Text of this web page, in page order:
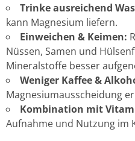
Trinke ausreichend
kann Magnesium liefern.
Einweichen & Keimen:
Nüssen, Samen und
Mineralstoffe besser
Weniger Kaffee &
Magnesiumausscheidung
Kombination mit
Aufnahme und Nutzung im